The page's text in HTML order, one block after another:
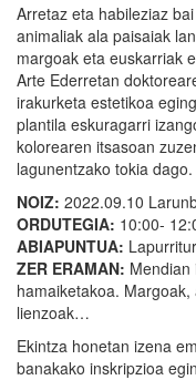
Arretaz eta habileziaz
animaliak ala paisaiak
margoak eta euskarriak
Arte Ederretan
irakurketa estetikoa
plantila eskuragarri
kolorearen itsasoan
lagunentzako tokia dago.
NOIZ: 2022.09.10
ORDUTEGIA: 10:00-
ABIAPUNTUA:
ZER ERAMAN: Mendian
hamaiketakoa.
lienzoak…
Ekintza honetan izena
banakako inskripzioa